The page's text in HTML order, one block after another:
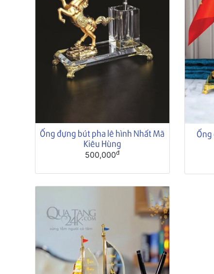
Ống đựng bút pha lê hình Nhất Mã
Kiêu Hùng
500,000đ